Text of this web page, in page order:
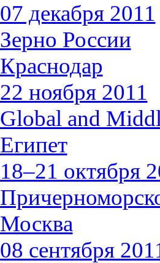
07 декабря 2011
Зерно России
Краснодар
22 ноября 2011
Global and
Египет
18–21 октября
Москва
08 сентября